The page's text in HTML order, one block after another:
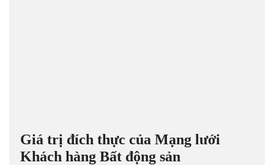
Giá trị đích thực của Mạng lưới
Khách hàng Bất động sản